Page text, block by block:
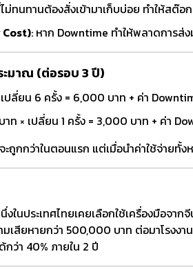
ม่ทนทานต้องสั่งเข้ามาเก็บบ่อย ทำให้สต๊
: หาก Downtime ทำให้พลาดการส่
ะมาณ (ต่อรอบ 3 ปี)
ปลี่ยน 6 ครั้ง = 6,000 บาท + ค่า
ท × เปลี่ยน 1 ครั้ง = 3,000 บาท + ค่า
ถูกกว่าในตอนแรก แต่เมื่อนำค่าใช้จ่ายทั้
นประเทศไทยเคยเลือกใช้เครื่องมือจา
เสียหายกว่า 500,000 บาท ต่อมาโรงง
กว่า 40% ภายใน 2 ปี